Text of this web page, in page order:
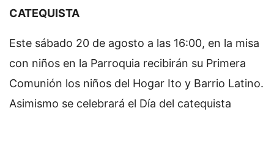
CATEQUISTA
Este sábado 20 de agosto a las 16:00, en la misa
con niños en la Parroquia recibirán su Primera
Comunión los niños del Hogar Ito y Barrio Latino.
Asimismo se celebrará el Día del catequista